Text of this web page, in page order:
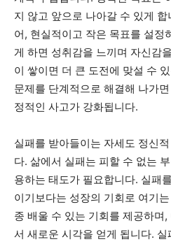
지 않고 앞으로 나아갈 수 있게
어, 현실적이고 작은 목표를 설정
게 하면 성취감을 느끼며 자신감
이 쌓이면 더 큰 도전에 맞설 수
문제를 단계적으로 해결해 나가
정적인 사고가 강화됩니다.
실패를 받아들이는 자세도 정신
다. 삶에서 실패는 피할 수 없는
용하는 태도가 필요합니다. 실패
이기보다는 성장의 기회로 여기
종 배울 수 있는 기회를 제공하며
서 새로운 시각을 얻게 됩니다.